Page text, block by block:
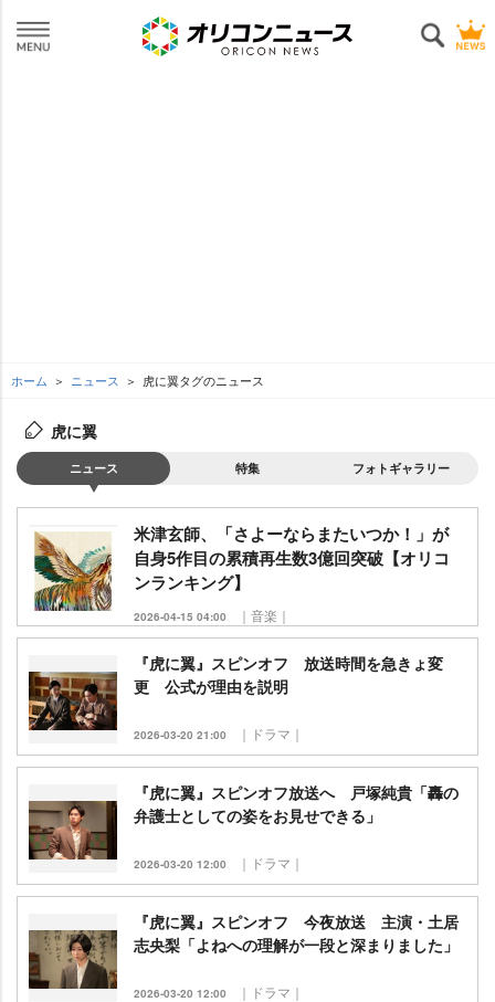
ホーム ニュース 虎に翼タグのニュース
虎に翼
ニュース 特集 フォトギャラリー
米津玄師、「さよーならまたいつか！」が
自身5作目の累積再生数3億回突破【オリコ
ンランキング】
2026-04-15 04:00 ｜音楽｜
『虎に翼』スピンオフ 放送時間を急きょ変
更 公式が理由を説明
2026-03-20 21:00 ｜ドラマ｜
『虎に翼』スピンオフ放送へ 戸塚純貴「轟の
弁護士としての姿をお見せできる」
2026-03-20 12:00 ｜ドラマ｜
『虎に翼』スピンオフ 今夜放送 主演・土居
志央梨「よねへの理解が一段と深まりました」
2026-03-20 12:00 ｜ドラマ｜